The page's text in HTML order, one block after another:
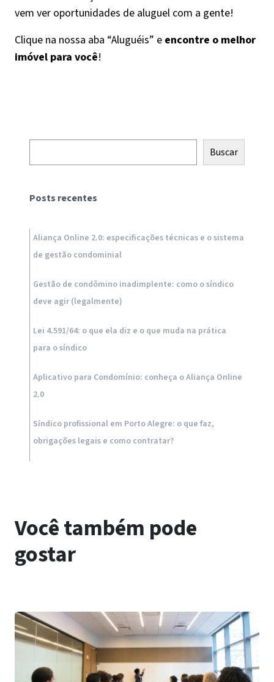
vem ver oportunidades de aluguel com a gente!
Clique na nossa aba “Aluguéis” e encontre o melhor
imóvel para você!
Buscar
Posts recentes
Aliança Online 2.0: especificações técnicas e o sistema
de gestão condominial
Gestão de condômino inadimplente: como o síndico
deve agir (legalmente)
Lei 4.591/64: o que ela diz e o que muda na prática
para o síndico
Aplicativo para Condomínio: conheça o Aliança Online
2.0
Síndico profissional em Porto Alegre: o que faz,
obrigações legais e como contratar?
Você também pode
gostar